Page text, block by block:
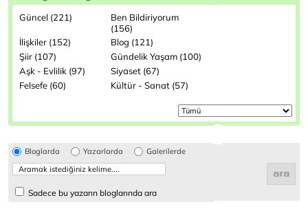
Güncel (221) Ben Bildiriyorum
(156)
İlişkiler (152)
Blog (121)
Şiir (107)
Gündelik Yaşam (100)
Aşk - Evlilik (97)
Siyaset (67)
Felsefe (60)
Kültür - Sanat (57)
Bloglarda Yazarlarda Galerilerde
Sadece bu yazarın bloglarında ara